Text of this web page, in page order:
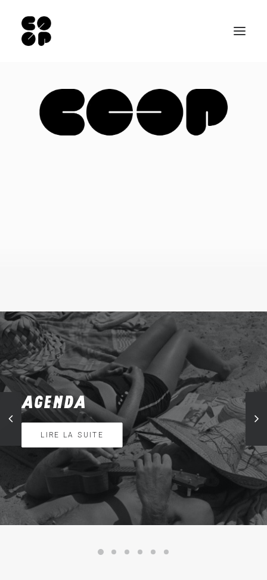
Qui sommes-nous ?
Ateliers
Exposition permanente
Agenda
LIRE LA SUITE